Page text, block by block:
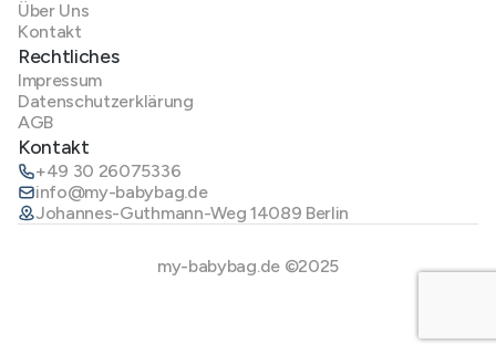
Über Uns
Kontakt
Rechtliches
Impressum
Datenschutzerklärung
AGB
Kontakt
+49 30 26075336
info@my-babybag.de
Johannes-Guthmann-Weg 14089 Berlin
my-babybag.de ©2025